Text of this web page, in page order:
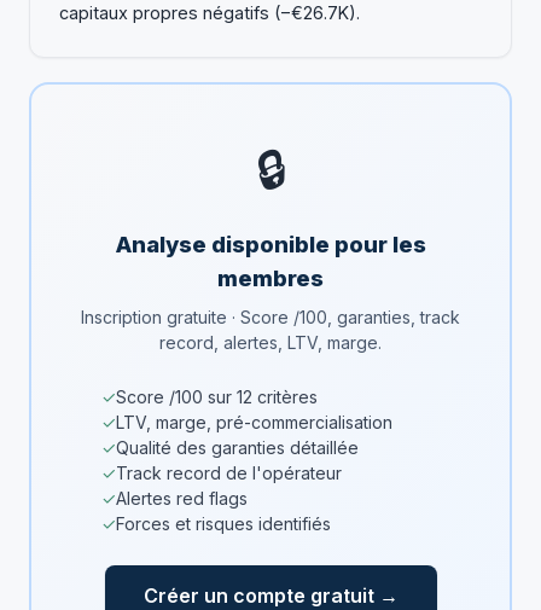
capitaux propres négatifs (−€26.7K).
🔒
Analyse disponible pour les
membres
Inscription gratuite · Score /100, garanties, track
record, alertes, LTV, marge.
✓Score /100 sur 12 critères
✓LTV, marge, pré-commercialisation
✓Qualité des garanties détaillée
✓Track record de l'opérateur
✓Alertes red flags
✓Forces et risques identifiés
Créer un compte gratuit →